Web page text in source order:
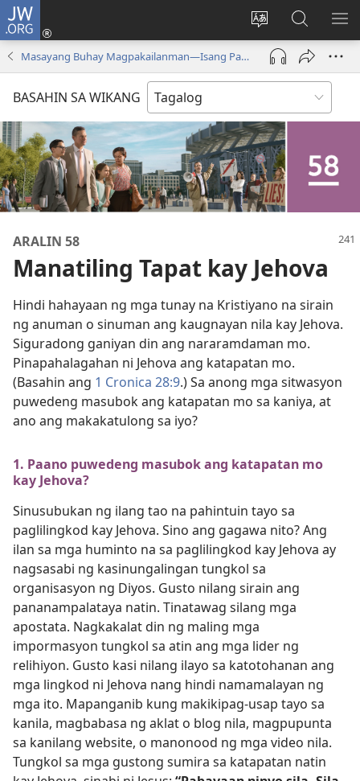
JW.ORG
Baguhin
ang
wika
ng
Mag-
log
bubukas
bagong
window)
sa
JW.ORG
Masayang Buhay Magpakailanman​—Isang Pag-aaral sa Bibliya
BASAHIN SA WIKANG
ARALIN 58
Manatiling Tapat kay Jehova
Hindi hahayaan ng mga tunay na Kristiyano na sirain
ng anuman o sinuman ang kaugnayan nila kay Jehova.
Siguradong ganiyan din ang nararamdaman mo.
Pinapahalagahan ni Jehova ang katapatan mo.
(Basahin ang 1 Cronica 28:9.) Sa anong mga sitwasyon
puwedeng masubok ang katapatan mo sa kaniya, at
ano ang makakatulong sa iyo?
1. Paano puwedeng masubok ang katapatan mo
kay Jehova?
Sinusubukan ng ilang tao na pahintuin tayo sa
paglilingkod kay Jehova. Sino ang gagawa nito? Ang
ilan sa mga huminto na sa paglilingkod kay Jehova ay
nagsasabi ng kasinungalingan tungkol sa
organisasyon ng Diyos. Gusto nilang sirain ang
pananampalataya natin. Tinatawag silang mga
apostata. Nagkakalat din ng maling mga
impormasyon tungkol sa atin ang mga lider ng
relihiyon. Gusto kasi nilang ilayo sa katotohanan ang
mga lingkod ni Jehova nang hindi namamalayan ng
mga ito. Mapanganib kung makikipag-usap tayo sa
kanila, magbabasa ng aklat o blog nila, magpupunta
sa kanilang website, o manonood ng mga video nila.
Tungkol sa mga gustong sumira sa katapatan natin